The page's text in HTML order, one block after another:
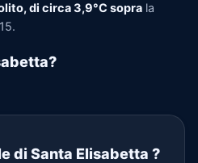
di circa 3,9°C sopra la
di Santa Elisabetta ?